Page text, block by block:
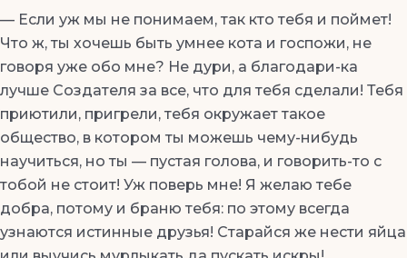
— Если уж мы не понимаем, так кто тебя и поймет!
Что ж, ты хочешь быть умнее кота и госпожи, не
говоря уже обо мне? Не дури, а благодари-ка
лучше Создателя за все, что для тебя сделали! Тебя
приютили, пригрели, тебя окружает такое
общество, в котором ты можешь чему-нибудь
научиться, но ты — пустая голова, и говорить-то с
тобой не стоит! Уж поверь мне! Я желаю тебе
добра, потому и браню тебя: по этому всегда
узнаются истинные друзья! Старайся же нести яйца